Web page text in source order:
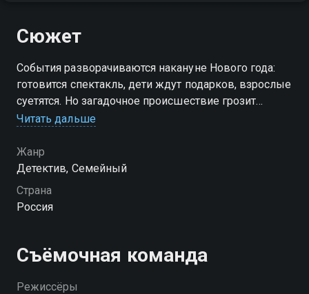
Сюжет
События разворачиваются накануне Нового года:
готовится спектакль, дети ждут подарков, взрослые
суетятся. Но загадочное происшествие грозит
испортить праздник всем сразу. Варвара и ее
расследовании им помогает сам Дед Мороз —
правда, ненастоящий. Пока все вокруг говорят о
чудесах, Варвара предпочитает искать ответы с
помощью логики, ведь для нее Новый год —
Читать дальше
Жанр
Детектив, Семейный
Страна
Россия
Съёмочная команда
Режиссёры